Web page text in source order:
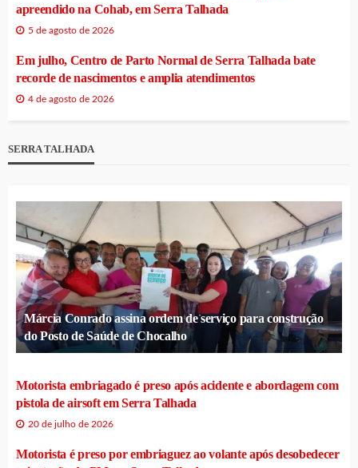
apreendido na Cohab, em Serra Talhada
5 de agosto de 2026
Em julho, Centro de Parto Normal de Serra Talhada bate
recorde de nascimentos e amplia atendimentos
4 de agosto de 2026
SERRA TALHADA
Márcia Conrado assina ordem de serviço para construção
do Posto de Saúde de Chocalho
Motorista embriagado é preso após acidente e abordagem com
pistola de airsoft em Serra Talhada
20 de julho de 2026
Motorista é preso por embriaguez ao volante após desobedecer